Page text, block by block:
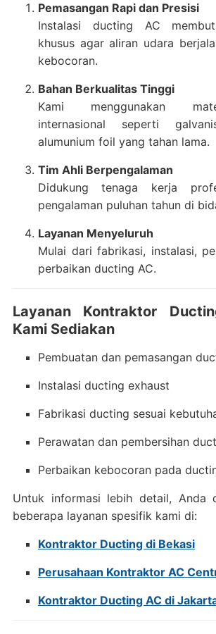
Pemasangan Rapi dan Presisi
Instalasi ducting AC
khusus agar aliran udara
kebocoran.
Bahan Berkualitas Tinggi
Kami menggunakan
internasional seperti
alumunium foil yang tahan lama.
Tim Ahli Berpengalaman
Didukung tenaga kerja
pengalaman puluhan tahun di
Layanan Menyeluruh
Mulai dari fabrikasi, instalasi,
perbaikan ducting AC.
Layanan Kontraktor
Kami Sediakan
Pembuatan dan pemasangan
Instalasi ducting exhaust
Fabrikasi ducting sesuai
Perawatan dan pembersihan
Perbaikan kebocoran pada
Untuk informasi lebih detail, Anda
beberapa layanan spesifik kami di:
Kontraktor Ducting di Bekasi
Perusahaan Kontraktor AC
Kontraktor Ducting AC di